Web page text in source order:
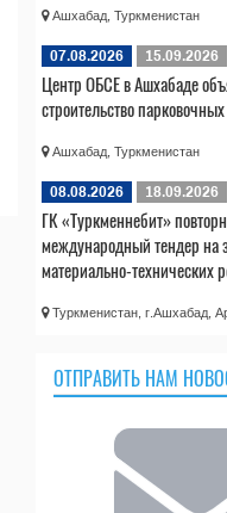
Ашхабад, Туркменистан
07.08.2026 15.09.2026
Центр ОБСЕ в Ашхабаде
строительство
Ашхабад, Туркменистан
08.08.2026 18.09.2026
ГК «Туркменнебит»
международный тендер на
материально-технических
Туркменистан, г.Ашхабад,
ОТПРАВИТЬ НАМ